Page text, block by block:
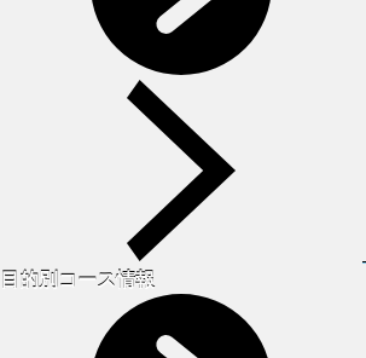
目的別コース情報